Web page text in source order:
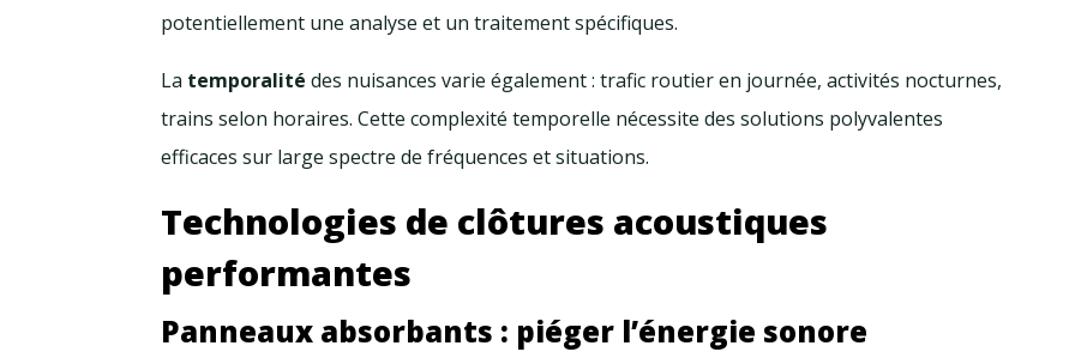
potentiellement une analyse et un traitement spécifiques.
La temporalité des nuisances varie également : trafic routier en journée, activités nocturnes,
trains selon horaires. Cette complexité temporelle nécessite des solutions polyvalentes
efficaces sur large spectre de fréquences et situations.
Technologies de clôtures acoustiques
performantes
Panneaux absorbants : piéger l’énergie sonore